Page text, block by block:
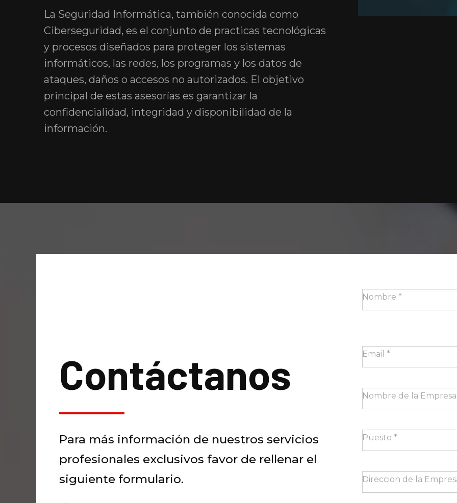
La Seguridad Informática, también conocida como
Ciberseguridad, es el conjunto de practicas tecnológicas
y procesos diseñados para proteger los sistemas
informáticos, las redes, los programas y los datos de
ataques, daños o accesos no autorizados. El objetivo
principal de estas asesorías es garantizar la
confidencialidad, integridad y disponibilidad de la
información.
Contáctanos
Para más información de nuestros servicios
profesionales exclusivos favor de rellenar el
siguiente formulario.
Nombre *
Email *
Nombre de la Empresa
Puesto *
Direccion de la